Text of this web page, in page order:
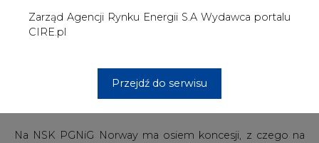
Przejdź do serwisu
potwierdzenie istotnej roli Spółki wśród największych
międzynarodowych firm naftowych prowadzących prace
Na NSK PGNiG Norway ma osiem koncesji, z czego na